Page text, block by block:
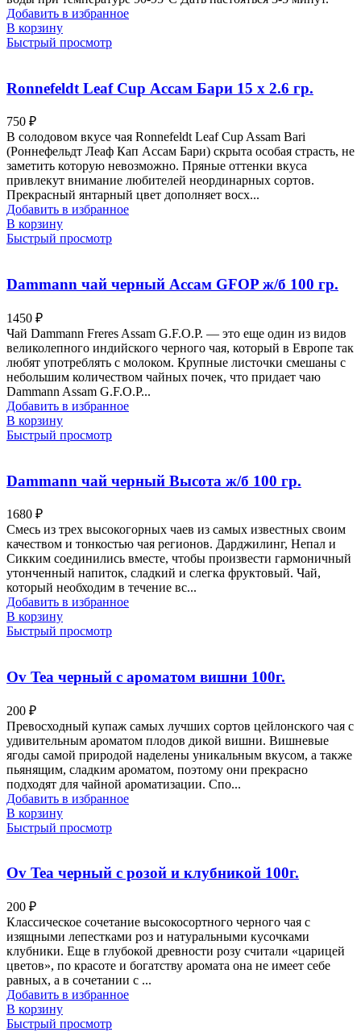
Добавить в избранное
В корзину
Быстрый просмотр
Ronnefeldt Leaf Cup Ассам Бари 15 х 2.6 гр.
750 ₽
В солодовом вкусе чая Ronnefeldt Leaf Cup Assam Bari
(Роннефельдт Леаф Кап Ассам Бари) скрыта особая страсть, не
заметить которую невозможно. Пряные оттенки вкуса
привлекут внимание любителей неординарных сортов.
Прекрасный янтарный цвет дополняет восх...
Добавить в избранное
В корзину
Быстрый просмотр
Dammann чай черный Ассам GFOP ж/б 100 гр.
1450 ₽
Чай Dammann Freres Assam G.F.O.P. — это еще один из видов
великолепного индийского черного чая, который в Европе так
любят употреблять с молоком. Крупные листочки смешаны с
небольшим количеством чайных почек, что придает чаю
Dammann Assam G.F.O.P...
Добавить в избранное
В корзину
Быстрый просмотр
Dammann чай черный Высота ж/б 100 гр.
1680 ₽
Смесь из трех высокогорных чаев из самых известных своим
качеством и тонкостью чая регионов. Дарджилинг, Непал и
Сикким соединились вместе, чтобы произвести гармоничный
утонченный напиток, сладкий и слегка фруктовый. Чай,
который необходим в течение вс...
Добавить в избранное
В корзину
Быстрый просмотр
Ov Tea черный с ароматом вишни 100г.
200 ₽
Превосходный купаж самых лучших сортов цейлонского чая с
удивительным ароматом плодов дикой вишни. Вишневые
ягоды самой природой наделены уникальным вкусом, а также
пьянящим, сладким ароматом, поэтому они прекрасно
подходят для чайной ароматизации. Спо...
Добавить в избранное
В корзину
Быстрый просмотр
Ov Tea черный с розой и клубникой 100г.
200 ₽
Классическое сочетание высокосортного черного чая с
изящными лепестками роз и натуральными кусочками
клубники. Еще в глубокой древности розу считали «царицей
цветов», по красоте и богатству аромата она не имеет себе
равных, а в сочетании с ...
Добавить в избранное
В корзину
Быстрый просмотр